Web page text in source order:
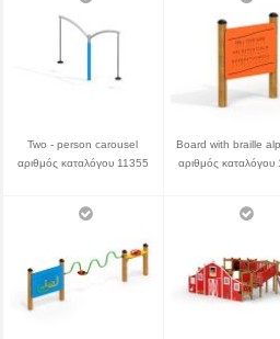
Two - person carousel
αριθμός καταλόγου 11355
Board with braille
αριθμός καταλόγου